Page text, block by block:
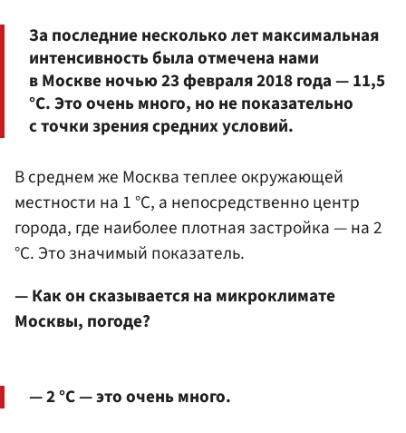
За последние несколько лет максимальная
интенсивность была отмечена нами
в Москве ночью 23 февраля 2018 года — 11,5
°C. Это очень много, но не показательно
с точки зрения средних условий.
В среднем же Москва теплее окружающей
местности на 1 °C, а непосредственно центр
города, где наиболее плотная застройка — на 2
°C. Это значимый показатель.
— Как он сказывается на микроклимате
Москвы, погоде?
— 2 °C — это очень много.